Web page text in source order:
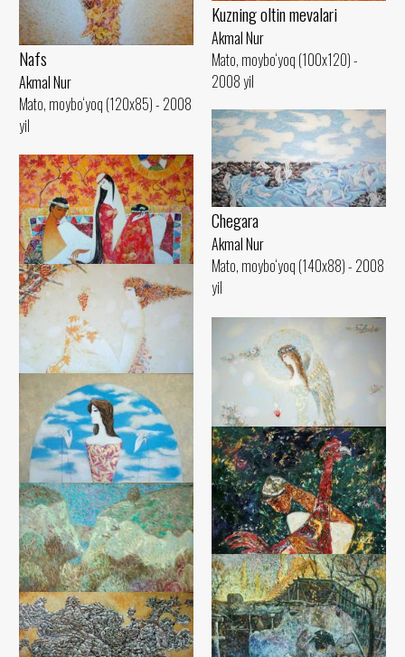
Nafs
Akmal Nur
Mato, moybo‘yoq (120x85) - 2008
yil
Kuzning oltin mevalari
Akmal Nur
Mato, moybo‘yoq (100x120) -
2008 yil
Chegara
Akmal Nur
Mato, moybo‘yoq (140x88) - 2008
yil
Sharqdagi bog’da
Akmal Nur
Mato, moybo‘yoq (100x130) -
2008 yil
Ma’buda
Akmal Nur
Mato, moybo‘yoq (90x105) - 2008
yil
Mening bog’imdagi farishta
Akmal Nur
Mato, moybo‘yoq (100x120) -
2008 yil
Muhabbat uchun
Akmal Nur
Mato, moybo‘yoq (120x100) -